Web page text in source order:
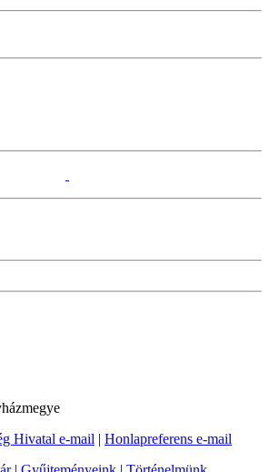
Hivatal e-mail | Honlapreferens e-mail